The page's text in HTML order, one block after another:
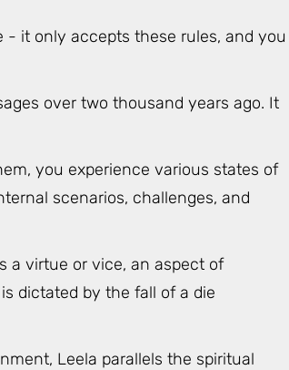
- it only accepts these rules, and you
over two thousand years ago. It
you experience various states of
scenarios, challenges, and
a virtue or vice, an aspect of
dictated by the fall of a die
Leela parallels the spiritual